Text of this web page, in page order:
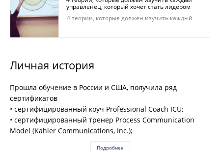
управленец, который хочет стать лидером
4 теории, которые должен изучить каждый
Личная история
Прошла обучение в России и США, получила ряд
сертификатов
• сертифицированный коуч Professional Coach ICU;
• сертифицированный тренер Process Communication
Model (Kahler Communications, Inc.);
Подробнее